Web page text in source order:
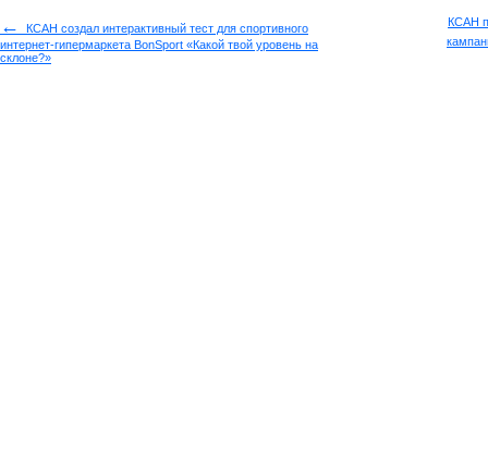
←
КСАН создал интерактивный тест для спортивного
интернет-гипермаркета BonSport «Какой твой уровень на
склоне?»
КСАН